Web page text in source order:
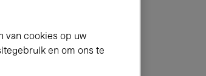
van cookies op uw
en om ons te